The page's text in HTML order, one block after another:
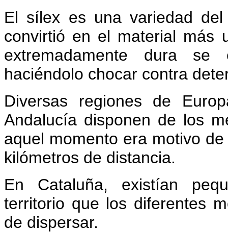
El sílex es una variedad
convirtió en el material más
extremadamente dura se
haciéndolo chocar contra
Diversas regiones de
Andalucía disponen de los
aquel momento era motivo
kilómetros de distancia.
En Cataluña, existían
territorio que los diferentes
de dispersar.